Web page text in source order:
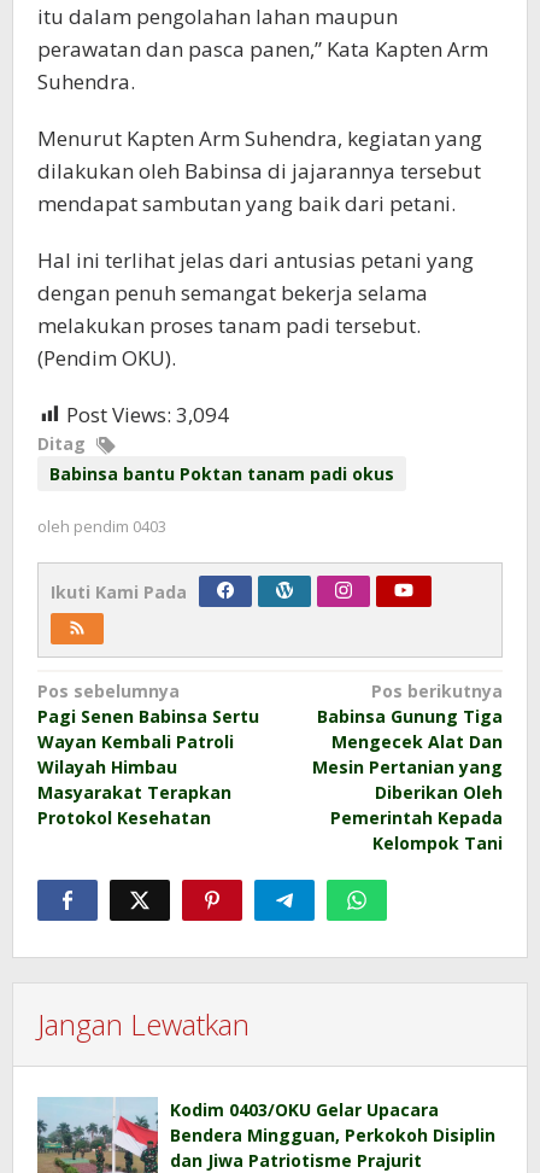
itu dalam pengolahan lahan maupun
perawatan dan pasca panen,” Kata Kapten Arm
Suhendra.
Menurut Kapten Arm Suhendra, kegiatan yang
dilakukan oleh Babinsa di jajarannya tersebut
mendapat sambutan yang baik dari petani.
Hal ini terlihat jelas dari antusias petani yang
dengan penuh semangat bekerja selama
melakukan proses tanam padi tersebut.
(Pendim OKU).
Post Views: 3,094
Ditag
Babinsa bantu Poktan tanam padi okus
oleh pendim 0403
Ikuti Kami Pada
Navigasi
pos
Pos sebelumnya
Pagi Senen Babinsa Sertu
Wayan Kembali Patroli
Wilayah Himbau
Masyarakat Terapkan
Protokol Kesehatan
Pos berikutnya
Babinsa Gunung Tiga
Mengecek Alat Dan
Mesin Pertanian yang
Diberikan Oleh
Pemerintah Kepada
Kelompok Tani
Jangan Lewatkan
Kodim 0403/OKU Gelar Upacara
Bendera Mingguan, Perkokoh Disiplin
dan Jiwa Patriotisme Prajurit